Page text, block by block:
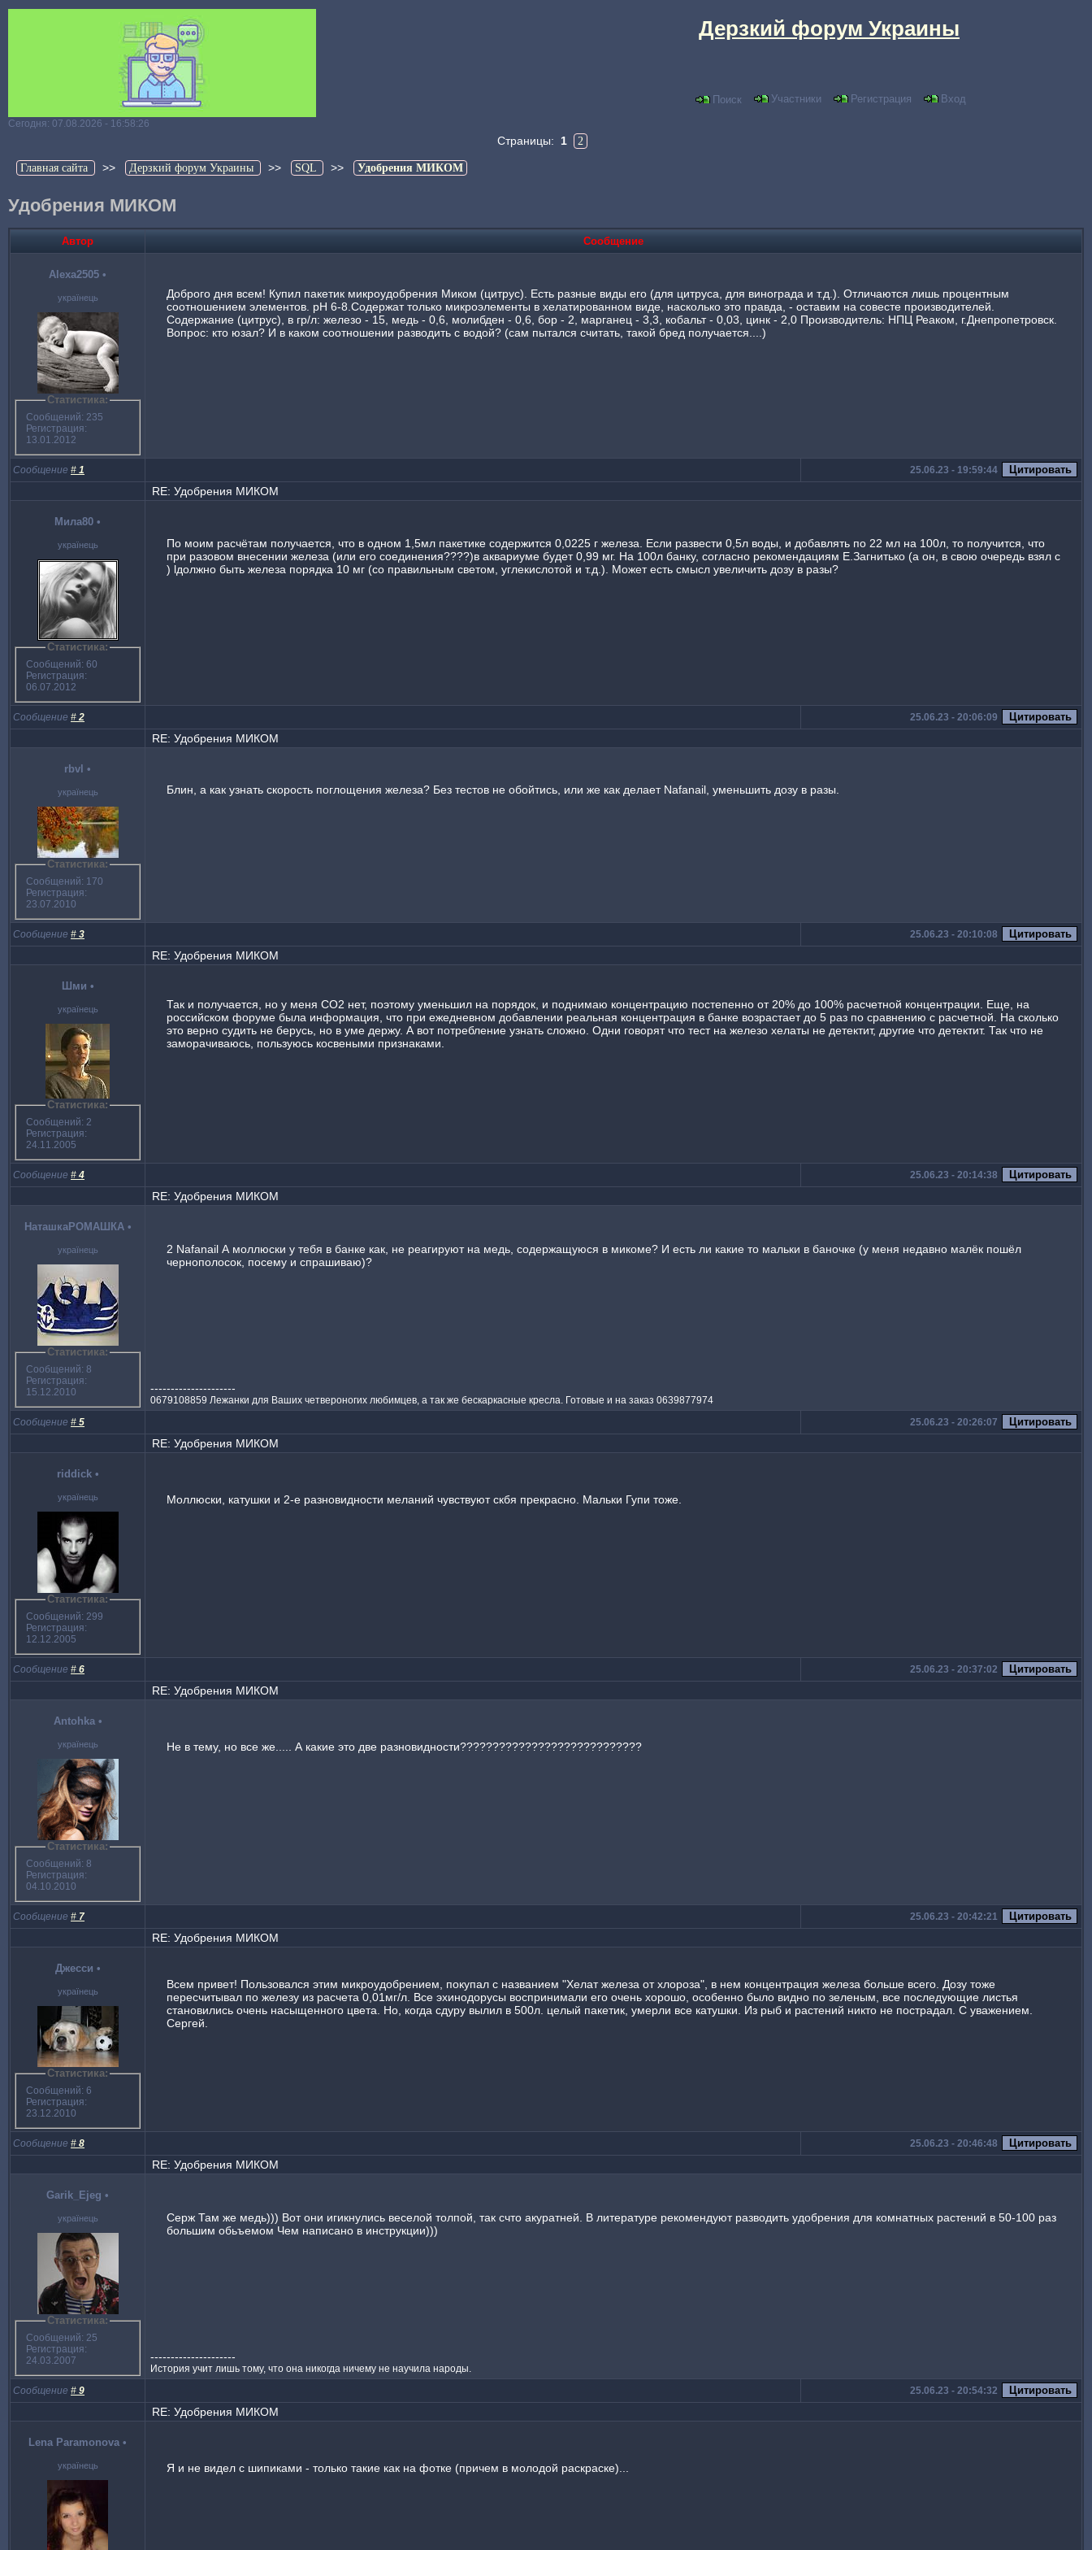
Дерзкий форум Украины
Поиск Участники Регистрация Вход
Сегодня: 07.08.2026 - 16:58:26
Страницы: 1 2
Главная сайта >> Дерзкий форум Украины >> SQL >> Удобрения МИКОМ
Удобрения МИКОМ
Автор Сообщение
Alexa2505 •
українець
Статистика:
Сообщений: 235
Регистрация:
13.01.2012
Доброго дня всем! Купил пакетик микроудобрения Миком (цитрус). Есть разные виды его (для цитруса, для винограда и т.д.). Отличаются лишь процентным
соотношением элементов. рН 6-8.Содержат только микроэлементы в хелатированном виде, насколько это правда, - оставим на совесте производителей.
Содержание (цитрус), в гр/л: железо - 15, медь - 0,6, молибден - 0,6, бор - 2, марганец - 3,3, кобальт - 0,03, цинк - 2,0 Производитель: НПЦ Реаком, г.Днепропетровск.
Вопрос: кто юзал? И в каком соотношении разводить с водой? (сам пытался считать, такой бред получается....)
Сообщение # 1 25.06.23 - 19:59:44
RE: Удобрения МИКОМ
Мила80 •
українець
Статистика:
Сообщений: 60
Регистрация:
06.07.2012
По моим расчётам получается, что в одном 1,5мл пакетике содержится 0,0225 г железа. Если развести 0,5л воды, и добавлять по 22 мл на 100л, то получится, что
при разовом внесении железа (или его соединения????)в аквариуме будет 0,99 мг. На 100л банку, согласно рекомендациям Е.Загнитько (а он, в свою очередь взял с
) lдолжно быть железа порядка 10 мг (со правильным светом, углекислотой и т.д.). Может есть смысл увеличить дозу в разы?
Сообщение # 2 25.06.23 - 20:06:09
RE: Удобрения МИКОМ
rbvl •
українець
Статистика:
Сообщений: 170
Регистрация:
23.07.2010
Блин, а как узнать скорость поглощения железа? Без тестов не обойтись, или же как делает Nafanail, уменьшить дозу в разы.
Сообщение # 3 25.06.23 - 20:10:08
RE: Удобрения МИКОМ
Шми •
українець
Статистика:
Сообщений: 2
Регистрация:
24.11.2005
Так и получается, но у меня СО2 нет, поэтому уменьшил на порядок, и поднимаю концентрацию постепенно от 20% до 100% расчетной концентрации. Еще, на
российском форуме была информация, что при ежедневном добавлении реальная концентрация в банке возрастает до 5 раз по сравнению с расчетной. На сколько
это верно судить не берусь, но в уме держу. А вот потребление узнать сложно. Одни говорят что тест на железо хелаты не детектит, другие что детектит. Так что не
заморачиваюсь, пользуюсь косвеными признаками.
Сообщение # 4 25.06.23 - 20:14:38
RE: Удобрения МИКОМ
НаташкаРОМАШКА •
українець
Статистика:
Сообщений: 8
Регистрация:
15.12.2010
2 Nafanail А моллюски у тебя в банке как, не реагируют на медь, содержащуюся в микоме? И есть ли какие то мальки в баночке (у меня недавно малёк пошёл
чернополосок, посему и спрашиваю)?
---------------------
0679108859 Лежанки для Ваших четвероногих любимцев, а так же бескаркасные кресла. Готовые и на заказ 0639877974
Сообщение # 5 25.06.23 - 20:26:07
RE: Удобрения МИКОМ
riddick •
українець
Статистика:
Сообщений: 299
Регистрация:
12.12.2005
Моллюски, катушки и 2-е разновидности меланий чувствуют скбя прекрасно. Мальки Гупи тоже.
Сообщение # 6 25.06.23 - 20:37:02
RE: Удобрения МИКОМ
Antohka •
українець
Статистика:
Сообщений: 8
Регистрация:
04.10.2010
Не в тему, но все же..... А какие это две разновидности????????????????????????????
Сообщение # 7 25.06.23 - 20:42:21
RE: Удобрения МИКОМ
Джесси •
українець
Статистика:
Сообщений: 6
Регистрация:
23.12.2010
Всем привет! Пользовался этим микроудобрением, покупал с названием "Хелат железа от хлороза", в нем концентрация железа больше всего. Дозу тоже
пересчитывал по железу из расчета 0,01мг/л. Все эхинодорусы воспринимали его очень хорошо, особенно было видно по зеленым, все последующие листья
становились очень насыщенного цвета. Но, когда сдуру вылил в 500л. целый пакетик, умерли все катушки. Из рыб и растений никто не пострадал. С уважением.
Сергей.
Сообщение # 8 25.06.23 - 20:46:48
RE: Удобрения МИКОМ
Garik_Ejeg •
українець
Статистика:
Сообщений: 25
Регистрация:
24.03.2007
Серж Там же медь))) Вот они игикнулись веселой толпой, так счто акуратней. В литературе рекомендуют разводить удобрения для комнатных растений в 50-100 раз
большим обьъемом Чем написано в инструкции)))
---------------------
История учит лишь тому, что она никогда ничему не научила народы.
Сообщение # 9 25.06.23 - 20:54:32
RE: Удобрения МИКОМ
Lena Paramonova •
українець Я и не видел с шипиками - только такие как на фотке (причем в молодой раскраске)...